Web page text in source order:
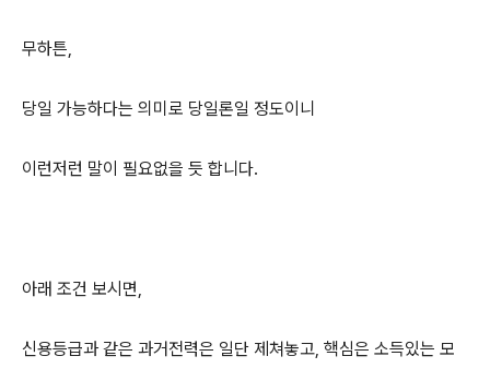
무하튼,
당일 가능하다는 의미로 당일론일 정도이니
이런저런 말이 필요없을 듯 합니다.
아래 조건 보시면,
신용등급과 같은 과거전력은 일단 제쳐놓고, 핵심은 소득있는 모